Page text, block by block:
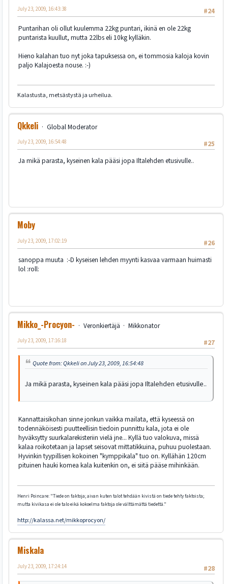
#24
July 23, 2009, 16:43:38
Puntarihan oli ollut kuulemma 22kg puntari, ikinä en ole 22kg
puntarista kuullut, mutta 22lbs eli 10kg kylläkin.
Hieno kalahan tuo nyt joka tapuksessa on, ei tommosia kaloja kovin
paljo Kalajoesta nouse. :-)
Kalastusta, metsästystä ja urheilua.
Qkkeli
Global Moderator
#25
July 23, 2009, 16:54:48
Ja mikä parasta, kyseinen kala pääsi jopa Iltalehden etusivulle..
Moby
#26
July 23, 2009, 17:02:19
sanoppa muuta :-D kyseisen lehden myynti kasvaa varmaan huimasti
lol :roll:
Mikko_-Procyon- Veronkiertäjä
Mikkonator
#27
July 23, 2009, 17:16:18
Quote from: Qkkeli on July 23, 2009, 16:54:48
Ja mikä parasta, kyseinen kala pääsi jopa Iltalehden etusivulle..
Kannattaisikohan sinne jonkun vaikka mailata, että kyseessä on
todennäköisesti puutteellisin tiedoin punnittu kala, jota ei ole
hyväksytty suurkalarekisteriin vielä jne... Kyllä tuo valokuva, missä
kalaa roikotetaan ja lapset seisovat mittatikkuina, puhuu puolestaan.
Hyvinkin tyypillisen kokoinen "kymppikala" tuo on. Kyllähän 120cm
pituinen hauki komea kala kuitenkin on, ei siitä pääse mihinkään.
Henri Poincare: "Tiede on faktoja; aivan kuten talot tehdään kivistä on tiede tehty faktoista;
mutta kivikasa ei ole talo eikä kokoelma faktoja ole välttämättä tiedettä."
http://kalassa.net/mikkoprocyon/
Miskala
#28
July 23, 2009, 17:24:14